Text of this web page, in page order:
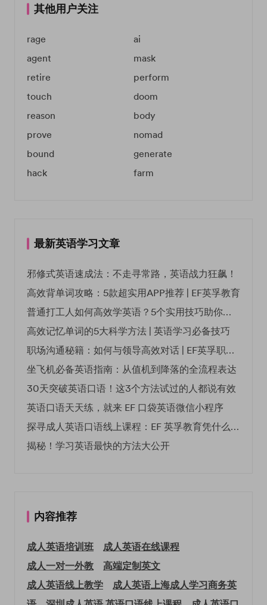
其他用户关注
rage
ai
agent
mask
retire
perform
touch
doom
reason
body
prove
nomad
bound
generate
hack
farm
最新英语学习文章
邪修式英语速成法：不走寻常路，英语战力狂飙！
高效背单词攻略：5款超实用APP推荐 | EF英孚教育
普通打工人如何高效学英语？5个实用技巧助你突破职场瓶颈
高效记忆单词的5大科学方法 | 英语学习必备技巧
职场沟通秘籍：如何与领导高效对话 | EF英孚职场指南
坐飞机必备英语指南：从值机到降落的全流程表达
30天突破英语口语！这3个方法试过的人都说有效
英语口语天天练，就来 EF 口袋英语微信小程序
探寻成人英语口语线上课程：EF 英孚教育凭什么领航
揭秘！学习英语最快的方法大公开
内容推荐
成人英语培训班
成人英语在线课程
成人一对一外教
高端定制英文
成人英语线上教学
成人英语上海成人学习商务英